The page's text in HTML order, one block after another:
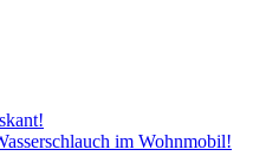
im Wohnmobil!